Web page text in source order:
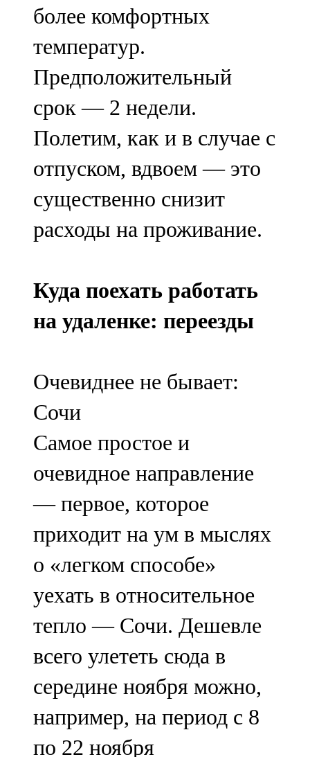
более комфортных
температур.
Предположительный
срок — 2 недели.
Полетим, как и в случае с
отпуском, вдвоем — это
существенно снизит
расходы на проживание.
Куда поехать работать
на удаленке: переезды
Очевиднее не бывает:
Сочи
Самое простое и
очевидное направление
— первое, которое
приходит на ум в мыслях
о «легком способе»
уехать в относительное
тепло — Сочи. Дешевле
всего улететь сюда в
середине ноября можно,
например, на период с 8
по 22 ноября